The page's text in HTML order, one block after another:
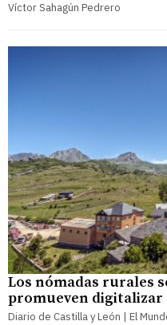
Víctor Sahagún Pedrero
Los nómadas rurales
promueven digitalizar
Diario de Castilla y León | El